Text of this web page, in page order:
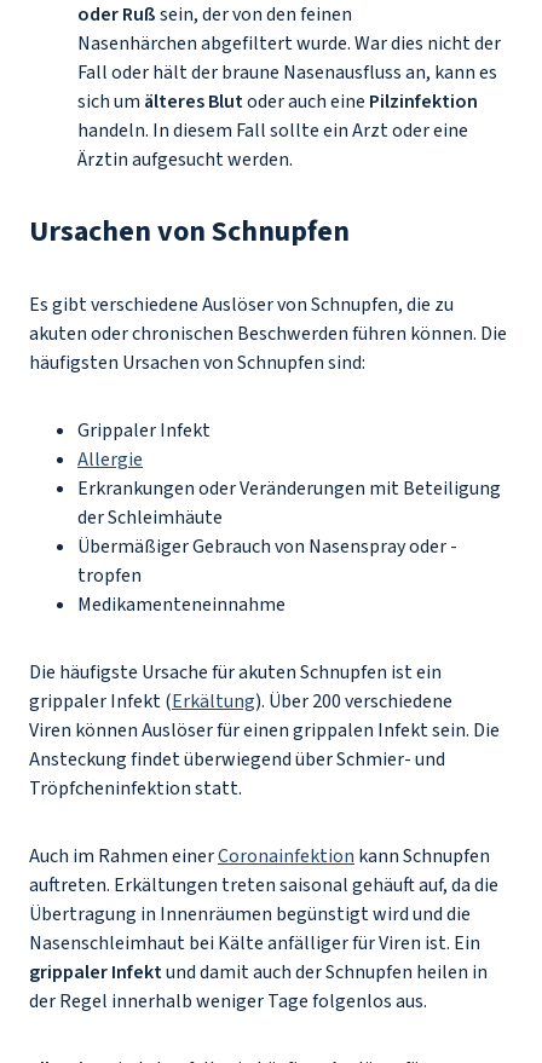
oder Rußsein, der von den feinen
Nasenhärchen abgefiltert wurde. War dies nicht der
Fall oder hält der braune Nasenausfluss an, kann es
sich um älteres Blutoder auch eine Pilzinfektion
handeln. In diesem Fall sollte ein Arzt oder eine
Ärztin aufgesucht werden.
Ursachen von Schnupfen
Es gibt verschiedene Auslöser von Schnupfen, die zu
akuten oder chronischen Beschwerden führen können. Die
häufigsten Ursachen von Schnupfen sind:
Grippaler Infekt
Allergie
Erkrankungen oder Veränderungen mit Beteiligung
der Schleimhäute
Übermäßiger Gebrauch von Nasenspray oder -
tropfen
Medikamenteneinnahme
Die häufigste Ursache für akuten Schnupfen ist ein
grippaler Infekt (Erkältung). Über 200 verschiedene
Viren können Auslöser für einen grippalen Infekt sein. Die
Ansteckung findet überwiegend über Schmier- und
Tröpfcheninfektion statt.
Auch im Rahmen einerCoronainfektion kann Schnupfen
auftreten. Erkältungen treten saisonal gehäuft auf, da die
Übertragung in Innenräumen begünstigt wird und die
Nasenschleimhaut bei Kälte anfälliger für Viren ist. Ein
grippaler Infektund damit auch der Schnupfen heilen in
der Regel innerhalb weniger Tage folgenlos aus.